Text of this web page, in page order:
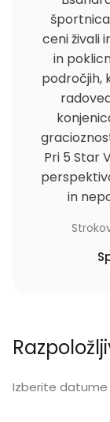
ceni živali
in
področjih,
Pri 5 Star
in
Izberite datume